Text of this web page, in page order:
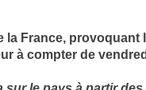
la France,
à compter de